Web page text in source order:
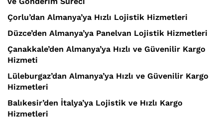
Çorlu’dan Almanya’ya Hızlı Lojistik Hizmetleri
Düzce’den Almanya’ya Panelvan Lojistik Hizmetleri
Çanakkale’den Almanya’ya Hızlı ve Güvenilir Kargo
Hizmeti
Lüleburgaz’dan Almanya’ya Hızlı ve Güvenilir Kargo
Hizmetleri
Balıkesir’den İtalya’ya Lojistik ve Hızlı Kargo
Hizmetleri